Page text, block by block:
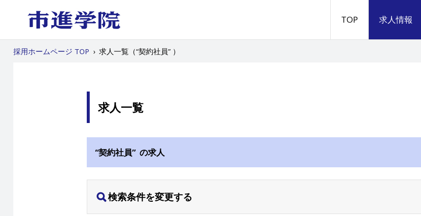
TOP 求人情報
採用ホームページ TOP › 求人一覧（“契約社員” ）
求人一覧
“契約社員” の求人
検索条件を変更する